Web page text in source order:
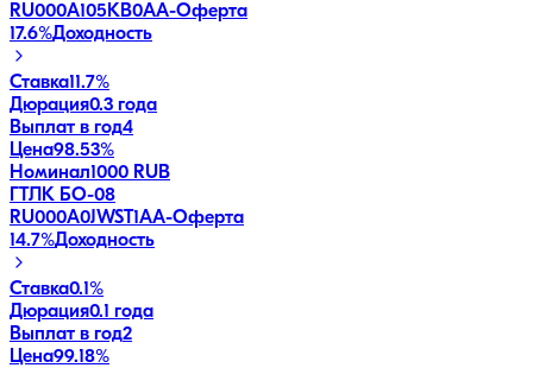
RU000A105KB0AA-Оферта
17.6%Доходность
Ставка11.7%
Дюрация0.3 года
Выплат в год4
Цена98.53%
Номинал1000 RUB
ГТЛК БО-08
RU000A0JWST1AA-Оферта
14.7%Доходность
Ставка0.1%
Дюрация0.1 года
Выплат в год2
Цена99.18%